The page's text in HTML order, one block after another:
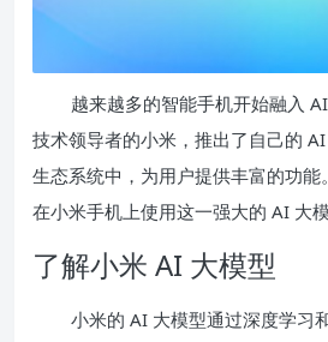
越来越多的智能手机开始融入
技术领导者的小米，推出了自己的
生态系统中，为用户提供丰富的功
在小米手机上使用这一强大的 AI 大模
了解小米 AI 大模型
小米的 AI 大模型通过深度学习